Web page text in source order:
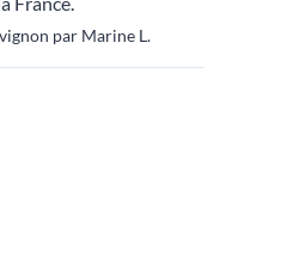
par Marine L.